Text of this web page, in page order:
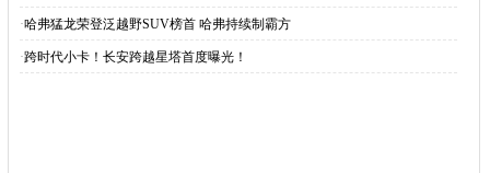
·哈弗猛龙荣登泛越野SUV榜首 哈弗持续制霸方
·跨时代小卡！长安跨越星塔首度曝光！